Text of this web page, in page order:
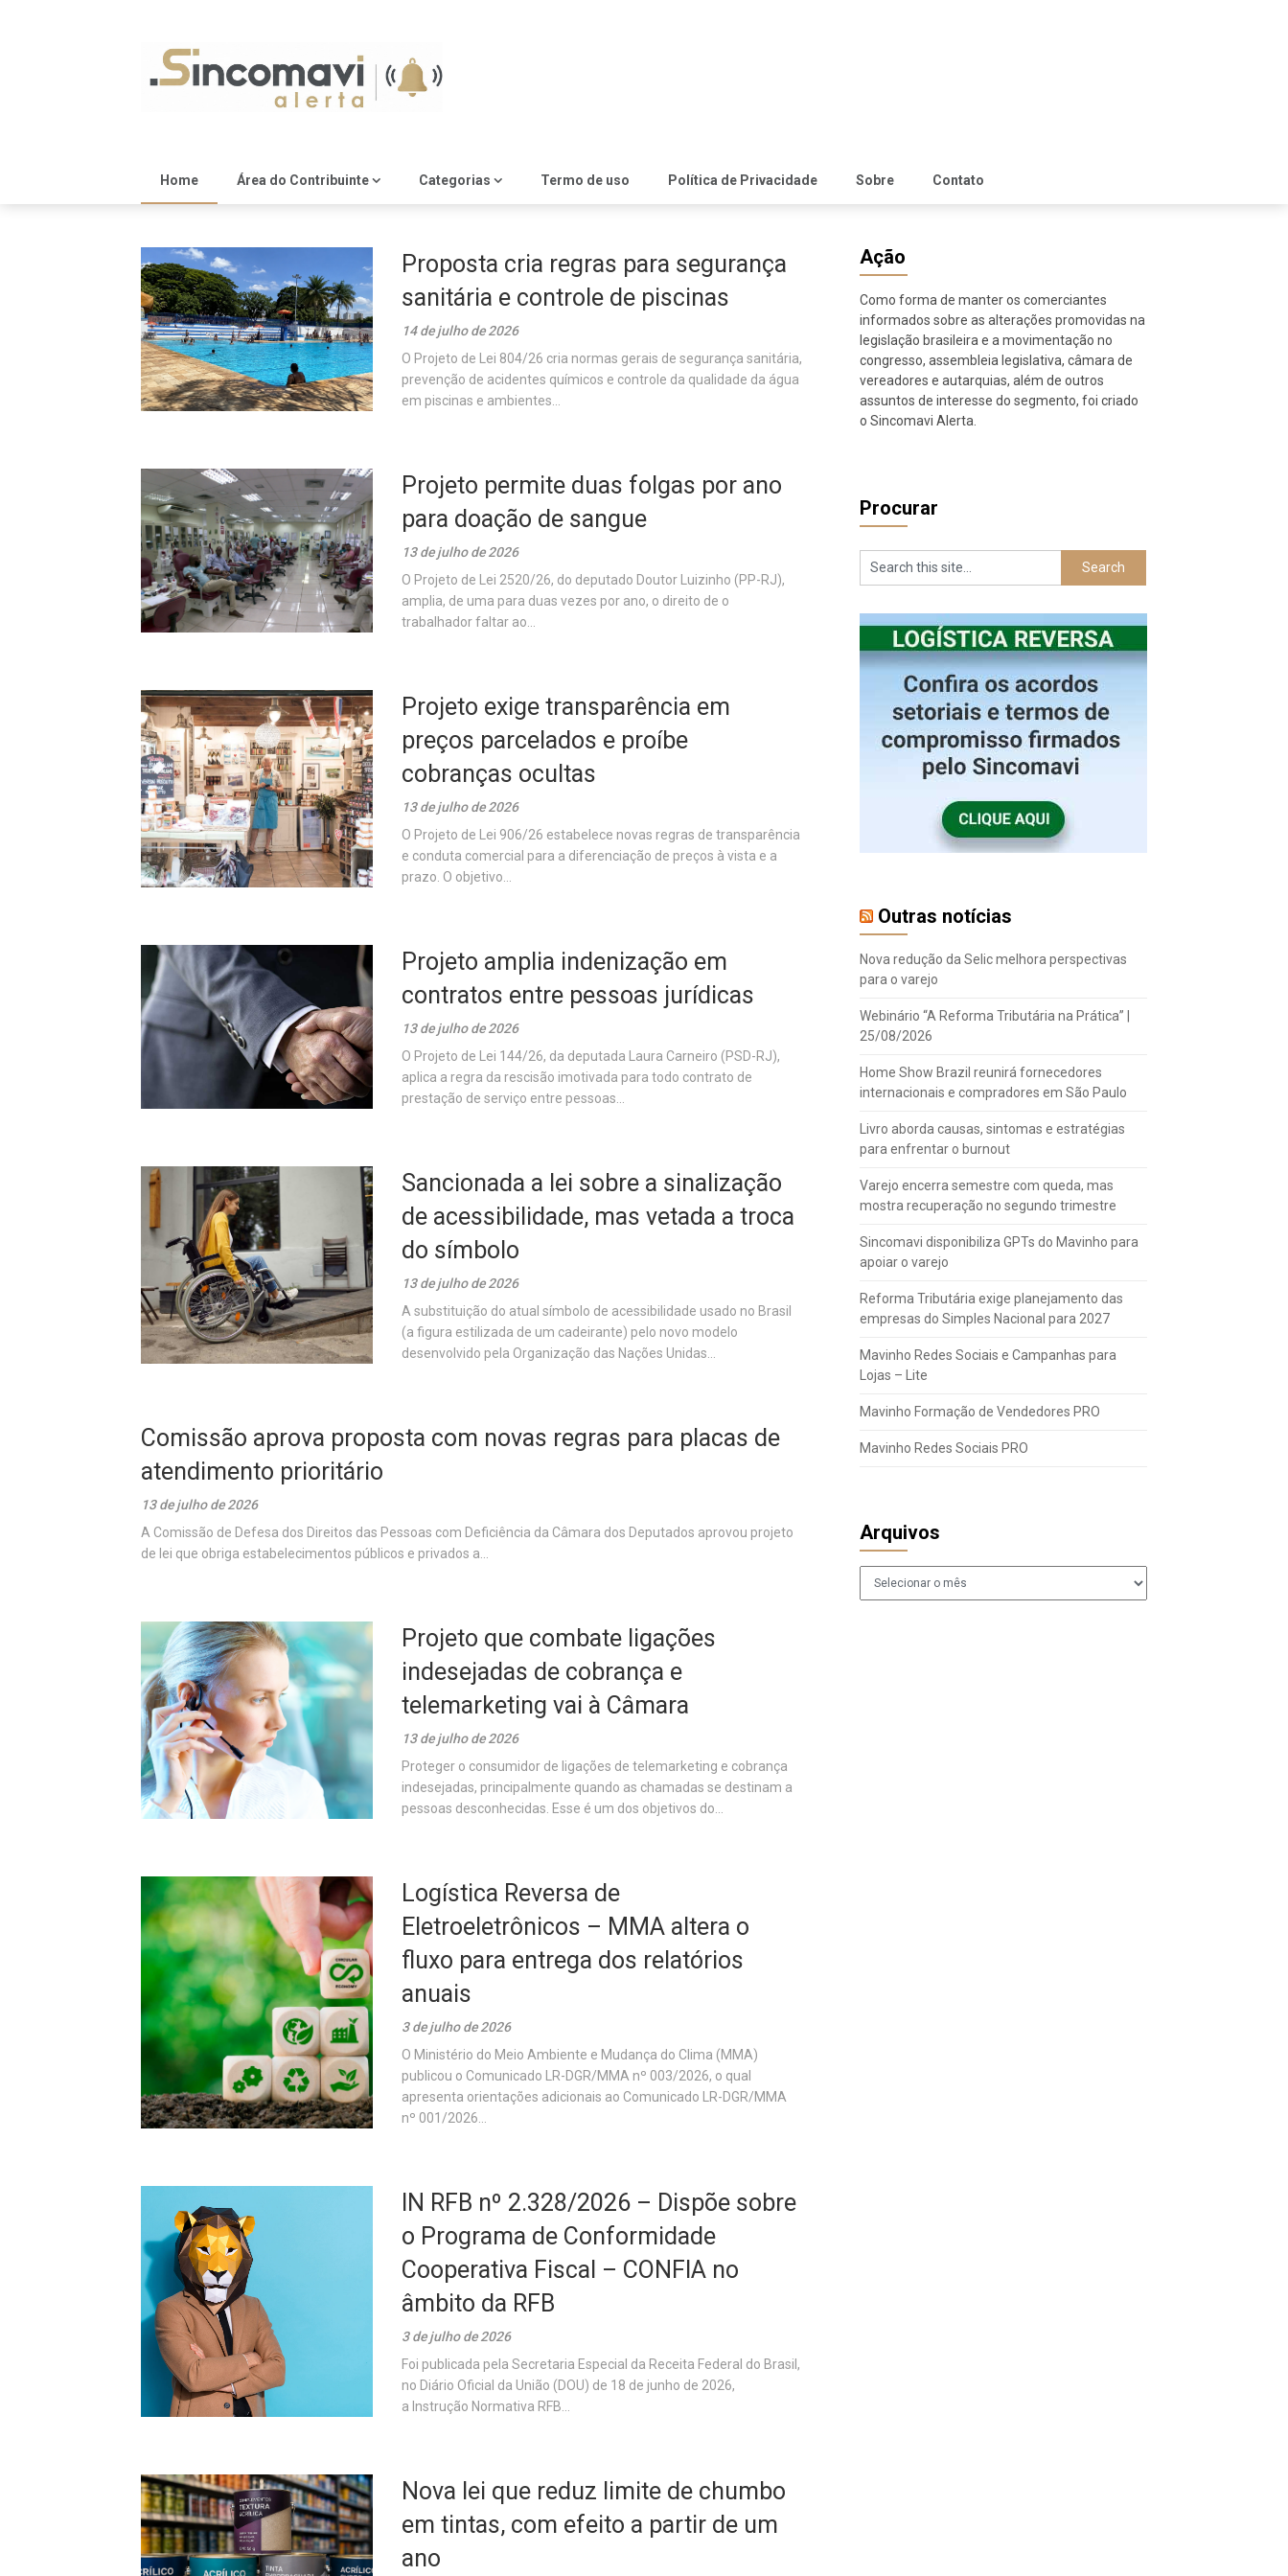
Home Área do Contribuinte Categorias Termo de uso Política de Privacidade Sobre Contato
Proposta cria regras para segurança
sanitária e controle de piscinas
14 de julho de 2026
O Projeto de Lei 804/26 cria normas gerais de segurança sanitária,
prevenção de acidentes químicos e controle da qualidade da água
em piscinas e ambientes...
Projeto permite duas folgas por ano
para doação de sangue
13 de julho de 2026
O Projeto de Lei 2520/26, do deputado Doutor Luizinho (PP-RJ),
amplia, de uma para duas vezes por ano, o direito de o
trabalhador faltar ao...
Projeto exige transparência em
preços parcelados e proíbe
cobranças ocultas
13 de julho de 2026
O Projeto de Lei 906/26 estabelece novas regras de transparência
e conduta comercial para a diferenciação de preços à vista e a
prazo. O objetivo...
Projeto amplia indenização em
contratos entre pessoas jurídicas
13 de julho de 2026
O Projeto de Lei 144/26, da deputada Laura Carneiro (PSD-RJ),
aplica a regra da rescisão imotivada para todo contrato de
prestação de serviço entre pessoas...
Sancionada a lei sobre a sinalização
de acessibilidade, mas vetada a troca
do símbolo
13 de julho de 2026
A substituição do atual símbolo de acessibilidade usado no Brasil
(a figura estilizada de um cadeirante) pelo novo modelo
desenvolvido pela Organização das Nações Unidas...
Comissão aprova proposta com novas regras para placas de
atendimento prioritário
13 de julho de 2026
A Comissão de Defesa dos Direitos das Pessoas com Deficiência da Câmara dos Deputados aprovou projeto
de lei que obriga estabelecimentos públicos e privados a...
Projeto que combate ligações
indesejadas de cobrança e
telemarketing vai à Câmara
13 de julho de 2026
Proteger o consumidor de ligações de telemarketing e cobrança
indesejadas, principalmente quando as chamadas se destinam a
pessoas desconhecidas. Esse é um dos objetivos do...
Logística Reversa de
Eletroeletrônicos – MMA altera o
fluxo para entrega dos relatórios
anuais
3 de julho de 2026
O Ministério do Meio Ambiente e Mudança do Clima (MMA)
publicou o Comunicado LR-DGR/MMA nº 003/2026, o qual
apresenta orientações adicionais ao Comunicado LR-DGR/MMA
nº 001/2026...
IN RFB nº 2.328/2026 – Dispõe sobre
o Programa de Conformidade
Cooperativa Fiscal – CONFIA no
âmbito da RFB
3 de julho de 2026
Foi publicada pela Secretaria Especial da Receita Federal do Brasil,
no Diário Oficial da União (DOU) de 18 de junho de 2026,
a Instrução Normativa RFB...
Nova lei que reduz limite de chumbo
em tintas, com efeito a partir de um
ano
Ação
Como forma de manter os comerciantes
informados sobre as alterações promovidas na
legislação brasileira e a movimentação no
congresso, assembleia legislativa, câmara de
vereadores e autarquias, além de outros
assuntos de interesse do segmento, foi criado
o Sincomavi Alerta.
Procurar
Outras notícias
Nova redução da Selic melhora perspectivas
para o varejo
Webinário “A Reforma Tributária na Prática” |
25/08/2026
Home Show Brazil reunirá fornecedores
internacionais e compradores em São Paulo
Livro aborda causas, sintomas e estratégias
para enfrentar o burnout
Varejo encerra semestre com queda, mas
mostra recuperação no segundo trimestre
Sincomavi disponibiliza GPTs do Mavinho para
apoiar o varejo
Reforma Tributária exige planejamento das
empresas do Simples Nacional para 2027
Mavinho Redes Sociais e Campanhas para
Lojas – Lite
Mavinho Formação de Vendedores PRO
Mavinho Redes Sociais PRO
Arquivos
Arquivos